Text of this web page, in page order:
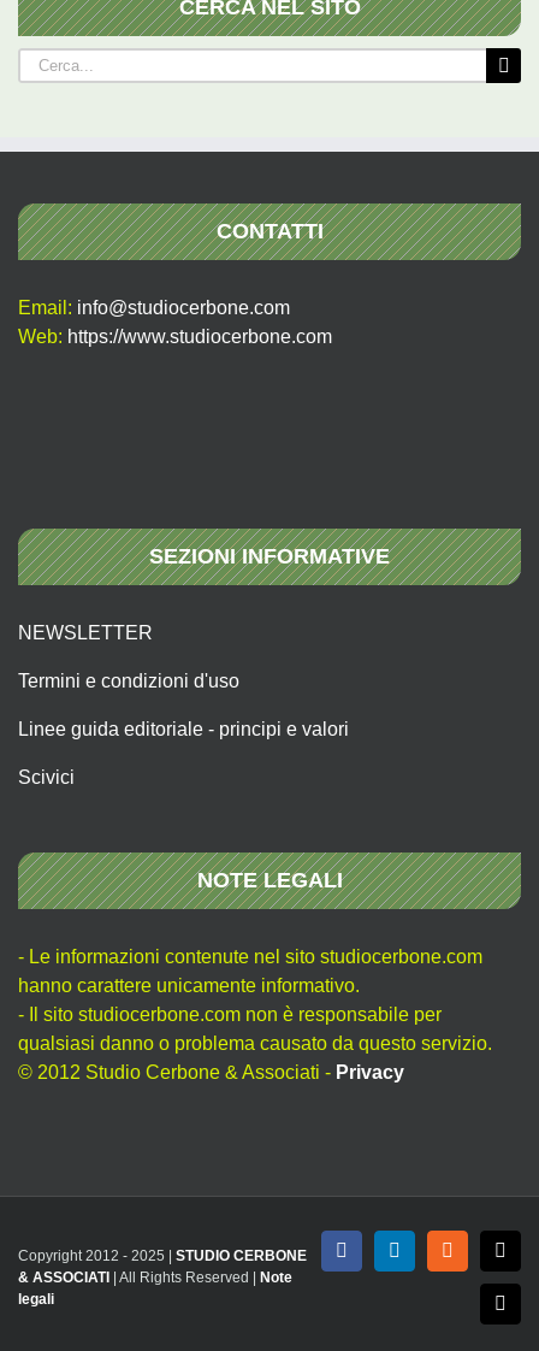
CERCA NEL SITO
Cerca
per:
CONTATTI
Email: info@studiocerbone.com
Web: https://www.studiocerbone.com
SEZIONI INFORMATIVE
NEWSLETTER
Termini e condizioni d'uso
Linee guida editoriale - principi e valori
Scivici
NOTE LEGALI
- Le informazioni contenute nel sito studiocerbone.com
hanno carattere unicamente informativo.
- Il sito studiocerbone.com non è responsabile per
qualsiasi danno o problema causato da questo servizio.
© 2012 Studio Cerbone & Associati - Privacy
Copyright 2012 - 2025 | STUDIO CERBONE
& ASSOCIATI
| All Rights Reserved |
Note
legali
FacebookLinkedInRss X